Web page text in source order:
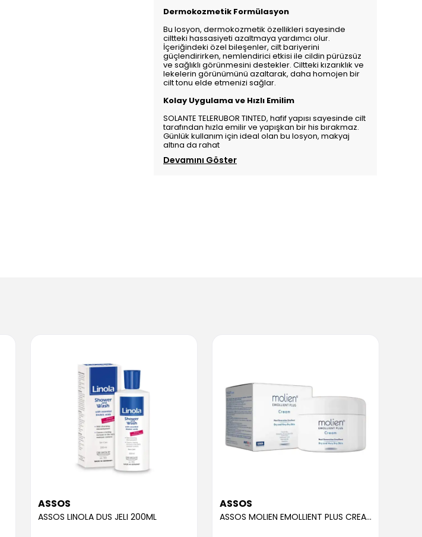
Dermokozmetik Formülasyon
Bu losyon, dermokozmetik özellikleri sayesinde
ciltteki hassasiyeti azaltmaya yardımcı olur.
İçeriğindeki özel bileşenler, cilt bariyerini
güçlendirirken, nemlendirici etkisi ile cildin pürüzsüz
ve sağlıklı görünmesini destekler. Ciltteki kızarıklık ve
lekelerin görünümünü azaltarak, daha homojen bir
cilt tonu elde etmenizi sağlar.
Kolay Uygulama ve Hızlı Emilim
SOLANTE TELERUBOR TINTED, hafif yapısı sayesinde cilt
tarafından hızla emilir ve yapışkan bir his bırakmaz.
Günlük kullanım için ideal olan bu losyon, makyaj
altına da rahat
Devamını Göster
ASSOS
ASSOS LINOLA DUS JELI 200ML
ASSOS
ASSOS MOLIEN EMOLLIENT PLUS CREAM 300ML